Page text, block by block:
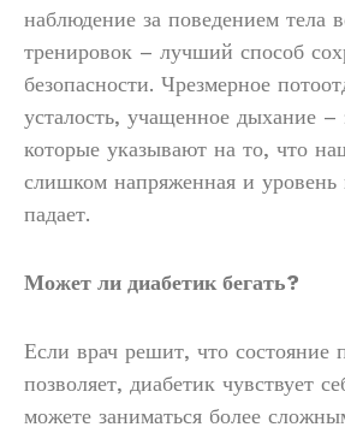
наблюдение за поведением тела
тренировок – лучший способ
безопасности. Чрезмерное
усталость, учащенное дыхание –
которые указывают на то, что
слишком напряженная и уровень
падает.
Может ли диабетик бегать?
Если врач решит, что состояние
позволяет, диабетик чувствует
можете заниматься более